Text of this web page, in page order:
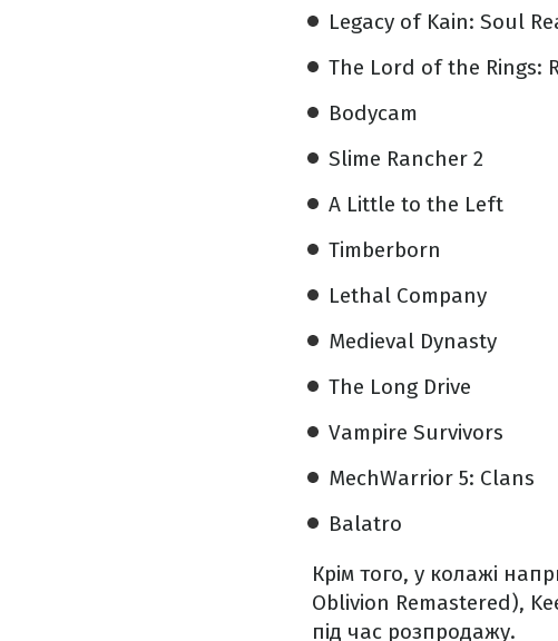
Legacy of Kain: Soul
The Lord of the Rings:
Bodycam
Slime Rancher 2
A Little to the Left
Timberborn
Lethal Company
Medieval Dynasty
The Long Drive
Vampire Survivors
MechWarrior 5: Clans
Balatro
Крім того, у колажі
Oblivion Remastered),
під час розпродажу.